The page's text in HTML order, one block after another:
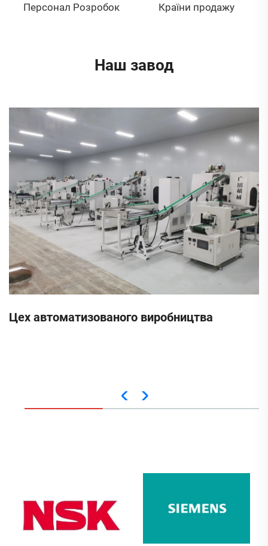
Персонал Розробок Країни продажу
Наш завод
Цех автоматизованого виробництва